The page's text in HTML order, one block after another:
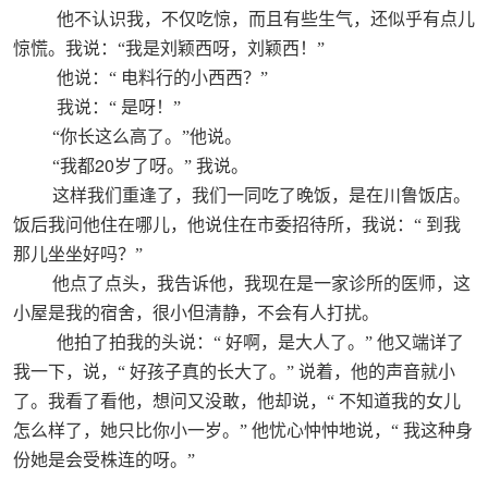
他不认识我，不仅吃惊，而且有些生气，还似乎有点儿
惊慌。我说：“我是刘颖西呀，刘颖西！”
他说：“ 电料行的小西西？”
我说：“ 是呀！”
“你长这么高了。”他说。
“我都20岁了呀。” 我说。
这样我们重逢了，我们一同吃了晚饭，是在川鲁饭店。
饭后我问他住在哪儿，他说住在市委招待所，我说：“ 到我
那儿坐坐好吗？”
他点了点头，我告诉他，我现在是一家诊所的医师，这
小屋是我的宿舍，很小但清静，不会有人打扰。
他拍了拍我的头说：“ 好啊，是大人了。” 他又端详了
我一下，说，“ 好孩子真的长大了。” 说着，他的声音就小
了。我看了看他，想问又没敢，他却说，“ 不知道我的女儿
怎么样了，她只比你小一岁。” 他忧心忡忡地说，“ 我这种身
份她是会受株连的呀。”